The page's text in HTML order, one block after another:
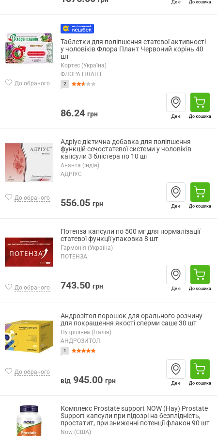
Де є До кошика
До обраного
Таблетки для поліпшення статевої активності
у чоловіків Флора Плант Червоний корінь 40
шт
Кортес (Україна)
ФЛОРА ПЛАНТ
2
86.24 грн Де є До кошика
До обраного
Адріус дієтична добавка для поліпшення
функцій сечостатевої системи у чоловіків
капсули 3 блістера по 10 шт
Ананта (Індія)
АДРІУС
556.05 грн Де є До кошика
До обраного
Потенза капсули по 500 мг для нормалізації
статевої функції упаковка 8 шт
Гармонія (Україна)
ПОТЕНЗА
743.50 грн Де є До кошика
До обраного
Андрозітол порошок для орального розчину
для покращення якості сперми саше 30 шт
Нутрілінеа (Італія)
АНДРОЗИТОЛ
1
від 945.00 грн Де є До кошика
Комплекс Prostate support NOW (Нау) Prostate
Support капсули при підозрі на безплідність,
простатит, при зниженні потенції флакон 90 шт
Now (США)